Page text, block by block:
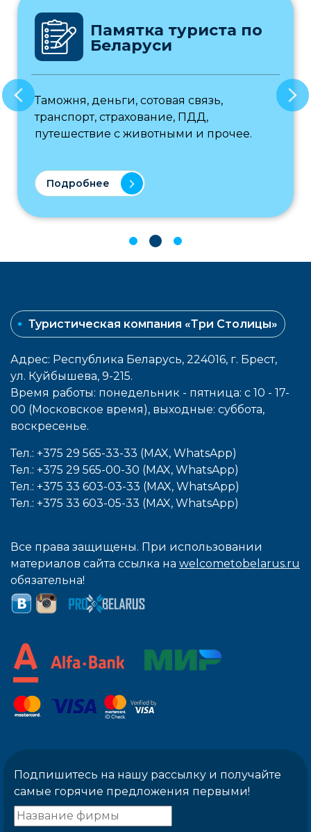
Памятка туриста по
Беларуси
Таможня, деньги, сотовая связь,
транспорт, страхование, ПДД,
путешествие с животными и прочее.
Подробнее
Туристическая компания «Три Столицы»
Адрес: Республика Беларусь, 224016, г. Брест,
ул. Куйбышева, 9-215.
Время работы: понедельник - пятница: с 10 - 17-
00 (Московское время), выходные: cуббота,
воcкресенье.
Тел.: +375 29 565-33-33 (MAX, WhatsApp)
Тел.: +375 29 565-00-30 (MAX, WhatsApp)
Тел.: +375 33 603-03-33 (MAX, WhatsApp)
Тел.: +375 33 603-05-33 (MAX, WhatsApp)
Все права защищены. При использовании
материалов сайта ссылка на welcometobelarus.ru
обязательна!
Подпишитесь на нашу рассылку и получайте
самые горячие предложения первыми!